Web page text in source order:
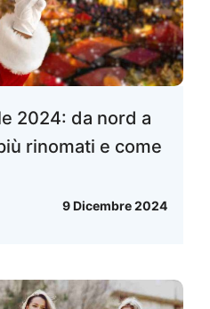
2024: da nord a
rinomati e come
9 Dicembre 2024